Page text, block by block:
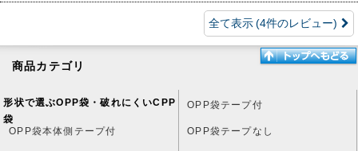
全て表示 (4件のレビュー)
商品カテゴリ
形状で選ぶOPP袋・破れにくいCPP
袋
OPP袋テープ付
OPP袋本体側テープ付 OPP袋テープなし